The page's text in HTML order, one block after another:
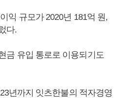
익 규모가 2020년 181억 원,
다.
금 유입 통로로 이용되기도
년까지 잇츠한불의 적자경영